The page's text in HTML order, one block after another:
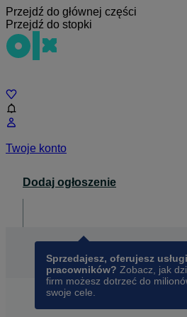
Przejdź do głównej części
Przejdź do stopki
Twoje konto
Dodaj ogłoszenie
Sprzedajesz, oferujesz
pracowników? Zobacz, jak
firm możesz dotrzeć do
swoje cele.